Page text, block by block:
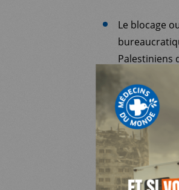
LE TERRAIN
Le blocage
Palestiniens
La mort de
détenus, et
L’adoption
fournisseur